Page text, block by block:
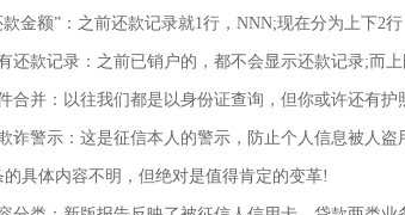
额”：之前还款记录就1行，NNN;现在分为上下2行
款记录：之前已销户的，都不会显示还款记录;而上
并：以往我们都是以身份证查询，但你或许还有护
警示：这是征信本人的警示，防止个人信息被人盗
的具体内容不明，但绝对是值得肯定的变革!